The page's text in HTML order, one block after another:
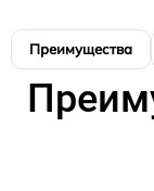
Преимущества